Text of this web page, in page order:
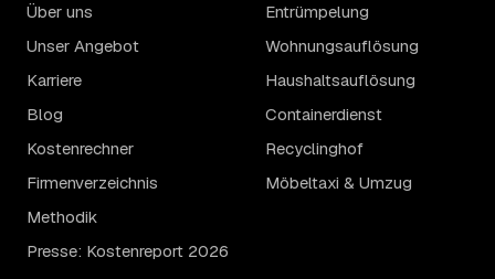
Über uns
Unser Angebot
Karriere
Blog
Kostenrechner
Firmenverzeichnis
Methodik
Presse: Kostenreport 2026
Entrümpelung
Wohnungsauflösung
Haushaltsauflösung
Containerdienst
Recyclinghof
Möbeltaxi & Umzug